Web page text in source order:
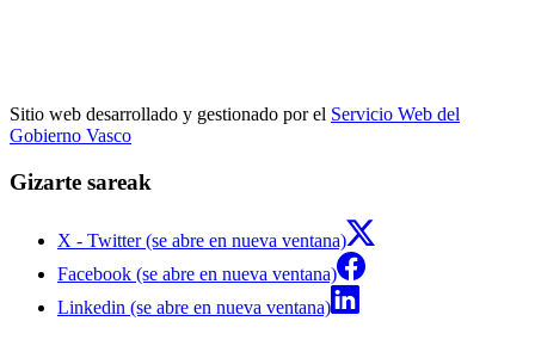
Sitio web desarrollado y gestionado por el Servicio Web del
Gobierno Vasco
Gizarte sareak
X - Twitter (se abre en nueva ventana)
Facebook (se abre en nueva ventana)
Linkedin (se abre en nueva ventana)